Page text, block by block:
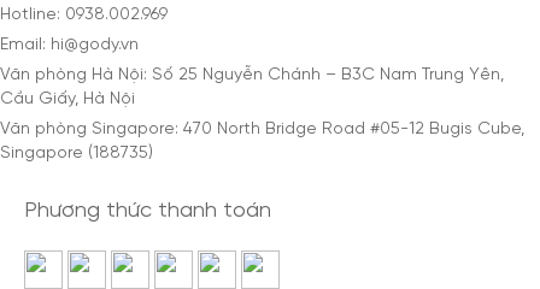
Hotline: 0938.002.969
Email: hi@gody.vn
Văn phòng Hà Nội: Số 25 Nguyễn Chánh – B3C Nam Trung Yên,
Cầu Giấy, Hà Nội
Văn phòng Singapore: 470 North Bridge Road #05-12 Bugis Cube,
Singapore (188735)
Phương thức thanh toán